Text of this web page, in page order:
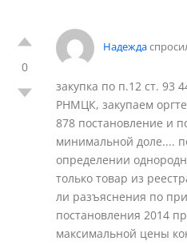
0
Надежда
закупка по п.12 ст. 93
РНМЦК, закупаем
878 постановление и
минимальной доле....
определении
только товар из
ли разъяснения по
постановления 2014
максимальной цены